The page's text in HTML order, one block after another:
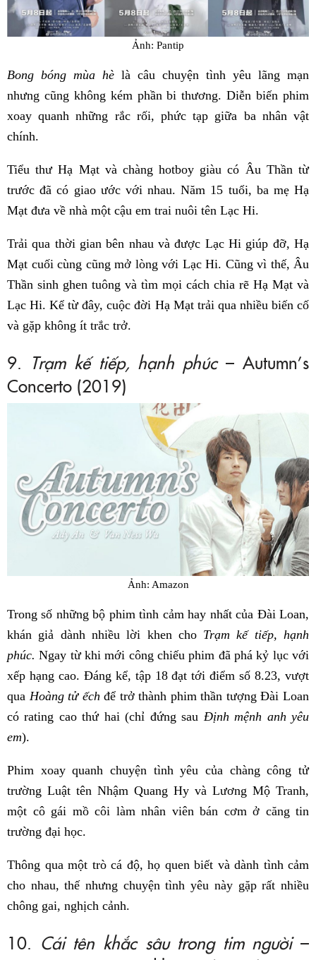
Ảnh: Pantip
Bong bóng mùa hè là câu chuyện tình yêu lãng mạn
nhưng cũng không kém phần bi thương. Diễn biến phim
xoay quanh những rắc rối, phức tạp giữa ba nhân vật
chính.
Tiểu thư Hạ Mạt và chàng hotboy giàu có Âu Thần từ
trước đã có giao ước với nhau. Năm 15 tuổi, ba mẹ Hạ
Mạt đưa về nhà một cậu em trai nuôi tên Lạc Hi.
Trải qua thời gian bên nhau và được Lạc Hi giúp đỡ, Hạ
Mạt cuối cùng cũng mở lòng với Lạc Hi. Cũng vì thế, Âu
Thần sinh ghen tuông và tìm mọi cách chia rẽ Hạ Mạt và
Lạc Hi. Kể từ đây, cuộc đời Hạ Mạt trải qua nhiều biến cố
và gặp không ít trắc trở.
9. Trạm kế tiếp, hạnh phúc– Autumn’s
Concerto (2019)
Ảnh: Amazon
Trong số những bộ phim tình cảm hay nhất của Đài Loan,
khán giả dành nhiều lời khen choTrạm kế tiếp, hạnh
phúc. Ngay từ khi mới công chiếu phim đã phá kỷ lục với
xếp hạng cao. Đáng kể, tập 18 đạt tới điểm số 8.23, vượt
qua Hoàng tử ếch để trở thành phim thần tượng Đài Loan
có rating cao thứ hai (chỉ đứng sau Định mệnh anh yêu
em).
Phim xoay quanh chuyện tình yêu của chàng công tử
trường Luật tên Nhậm Quang Hy và Lương Mộ Tranh,
một cô gái mồ côi làm nhân viên bán cơm ở căng tin
trường đại học.
Thông qua một trò cá độ, họ quen biết và dành tình cảm
cho nhau, thế nhưng chuyện tình yêu này gặp rất nhiều
chông gai, nghịch cảnh.
10. Cái tên khắc sâu trong tim người–